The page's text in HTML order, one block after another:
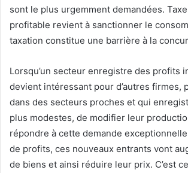
sont le plus urgemment demandées.
profitable revient à sanctionner le
taxation constitue une barrière à la
Lorsqu’un secteur enregistre des profits
devient intéressant pour d’autres firmes,
dans des secteurs proches et qui
plus modestes, de modifier leur
répondre à cette demande
de profits, ces nouveaux entrants vont
de biens et ainsi réduire leur prix. C’est